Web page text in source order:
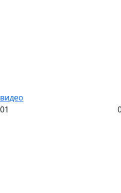
видео
01